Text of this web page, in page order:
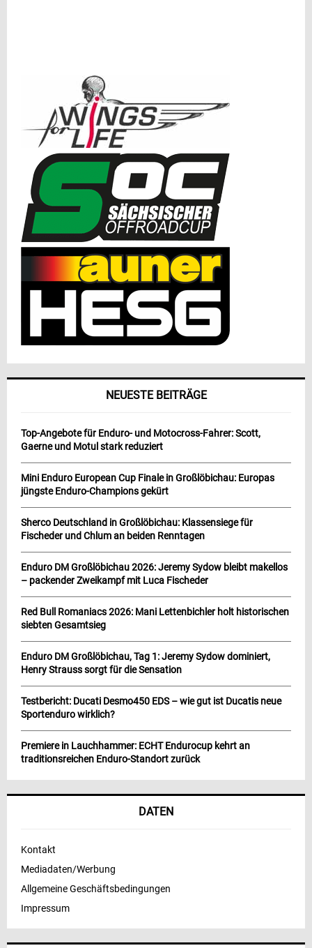
NEUESTE BEITRÄGE
Top-Angebote für Enduro- und Motocross-Fahrer: Scott,
Gaerne und Motul stark reduziert
Mini Enduro European Cup Finale in Großlöbichau: Europas
jüngste Enduro-Champions gekürt
Sherco Deutschland in Großlöbichau: Klassensiege für
Fischeder und Chlum an beiden Renntagen
Enduro DM Großlöbichau 2026: Jeremy Sydow bleibt makellos
– packender Zweikampf mit Luca Fischeder
Red Bull Romaniacs 2026: Mani Lettenbichler holt historischen
siebten Gesamtsieg
Enduro DM Großlöbichau, Tag 1: Jeremy Sydow dominiert,
Henry Strauss sorgt für die Sensation
Testbericht: Ducati Desmo450 EDS – wie gut ist Ducatis neue
Sportenduro wirklich?
Premiere in Lauchhammer: ECHT Endurocup kehrt an
traditionsreichen Enduro-Standort zurück
DATEN
Kontakt
Mediadaten/Werbung
Allgemeine Geschäftsbedingungen
Impressum